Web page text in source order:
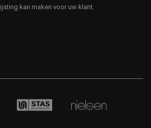
kan maken voor uw klant.